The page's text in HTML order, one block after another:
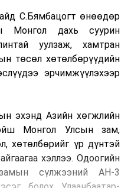
С.Бямбацогт өнөөдөр
Монгол дахь суурин
уулзаж, хамтран
төсөл хөтөлбөрүүдийн
эрчимжүүлэхээр
эхэнд Азийн хөгжлийн
Монгол Улсын зам,
хөтөлбөрийг үр дүнтэй
хэллээ. Одоогийн
сүлжээний АН-3